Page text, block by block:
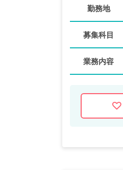
勤務地
募集科目
業務内容